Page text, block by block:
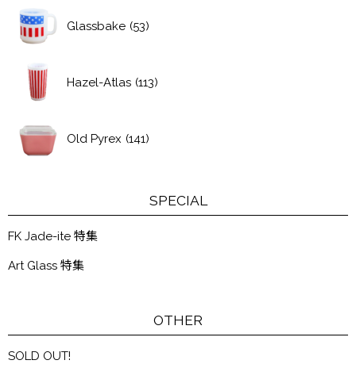
Glassbake (53)
Hazel-Atlas (113)
Old Pyrex (141)
SPECIAL
FK Jade-ite 特集
Art Glass 特集
OTHER
SOLD OUT!